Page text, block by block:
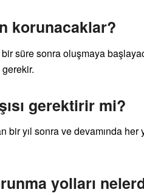
korunacaklar?
bir süre sonra oluşmaya
gerektirir mi?
yıl sonra ve devamında her
yolları